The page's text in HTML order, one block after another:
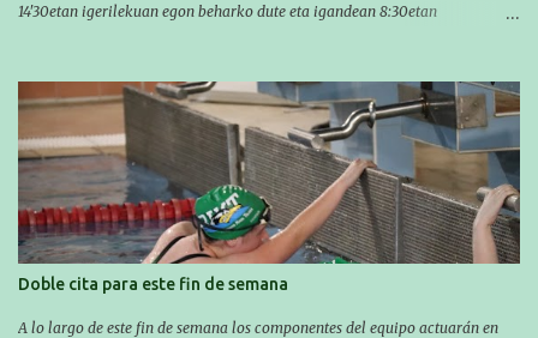
14'30etan igerilekuan egon beharko dute eta igandean 8:30etan
domingo los MASTERS tendrán el II TROFEO MASTER DE ZARAUTZ. La
competición se celebrará en Zarautz a las 16:00 la jornada del sabado y a
las 10:00 la del domingo. Los/las nadadores/as tendrán que estar en la
piscina a las 14:30 el sabado y a las 8:30 el domingo (polideportivo
Aritzbatalde). SERIES
Doble cita para este fin de semana
A lo largo de este fin de semana los componentes del equipo actuarán en